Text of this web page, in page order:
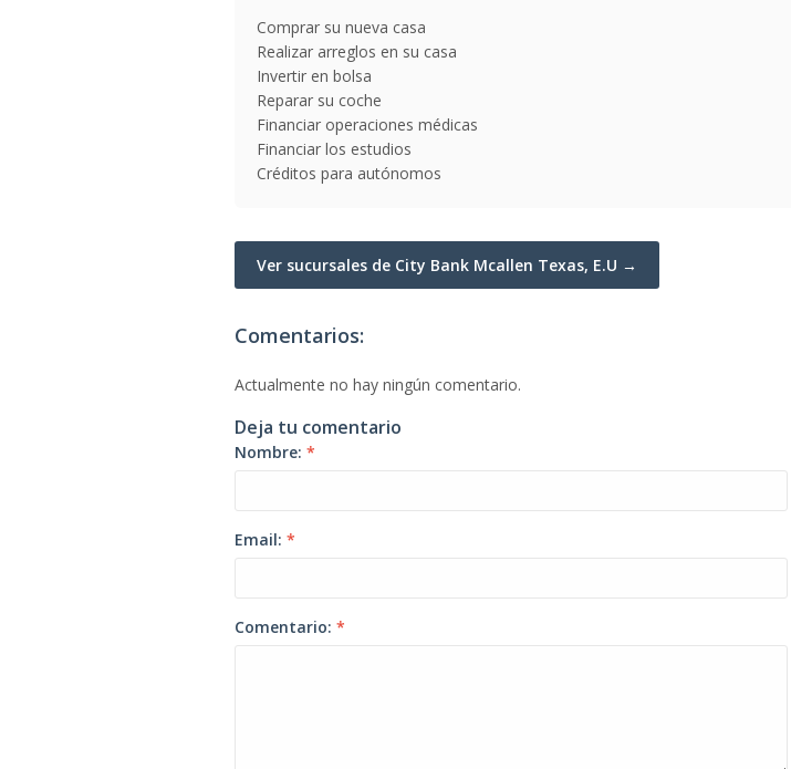
Comprar su nueva casa
Realizar arreglos en su casa
Invertir en bolsa
Reparar su coche
Financiar operaciones médicas
Financiar los estudios
Créditos para autónomos
Ver sucursales de City Bank Mcallen Texas, E.U →
Comentarios:
Actualmente no hay ningún comentario.
Deja tu comentario
Nombre: *
Email: *
Comentario: *